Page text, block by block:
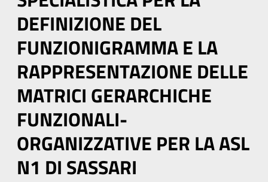
DEFINIZIONE DEL
FUNZIONIGRAMMA E LA
RAPPRESENTAZIONE DELLE
MATRICI GERARCHICHE
FUNZIONALI-
ORGANIZZATIVE PER LA ASL
N1 DI SASSARI